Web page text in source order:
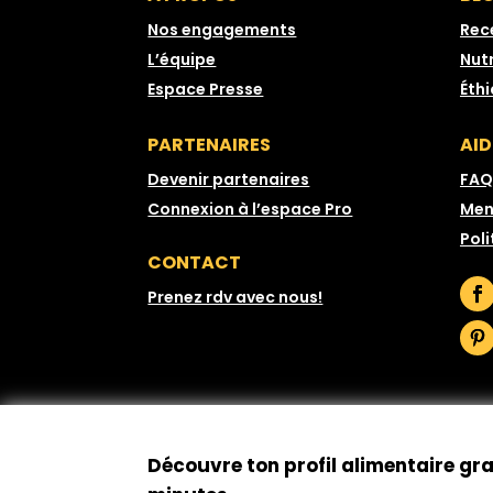
Nos engagements
L’équipe
Espace Presse
PARTENAIRES
Devenir partenaires
Connexion à l’espace Pro
FAQ
CONTACT
Prenez rdv avec nous!
Découvre ton profil alimentaire